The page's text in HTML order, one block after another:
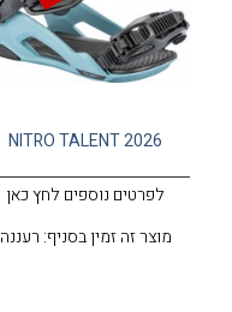
NITRO TALENT 2026
לפרטים נוספים לחץ כאן
מוצר זה זמין בסניף: רעננה